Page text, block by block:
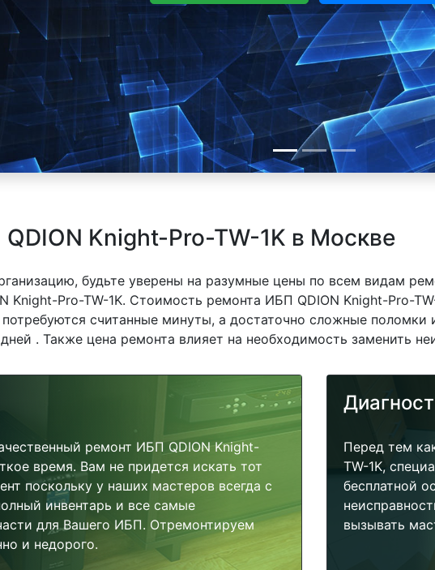
Knight-Pro-TW-1K в Москве
будьте уверены на разумные цены по всем видам
Knight-Pro-TW-1K. Стоимость ремонта ИБП QDION Knight-Pro-
считанные минуты, а достаточно сложные поломки
. Также цена ремонта влияет на необходимость заменить
ремонт ИБП QDION Knight-
время. Вам не придется искать тот
поскольку у наших мастеров всегда с
инвентарь и все самые
для Вашего ИБП. Отремонтируем
и недорого.
Перед тем
TW-1K,
бесплатной
вызывать